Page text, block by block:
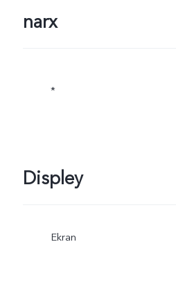
narx
*
Displey
Ekran